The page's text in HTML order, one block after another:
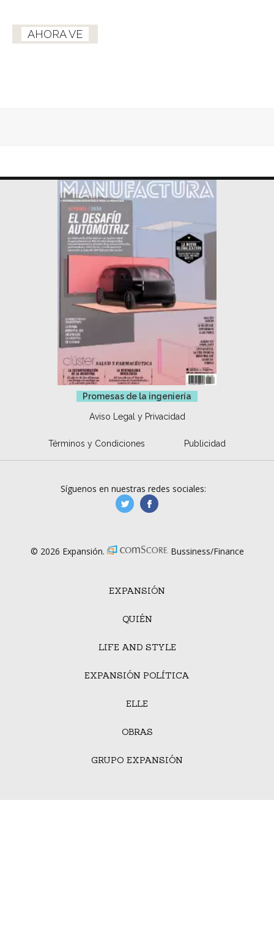
AHORA VE
Promesas de la ingeniería
Aviso Legal y Privacidad
Términos y Condiciones Publicidad
EXPANSIÓN
QUIÉN
LIFE AND STYLE
EXPANSIÓN POLÍTICA
ELLE
OBRAS
GRUPO EXPANSIÓN
Síguenos en nuestras redes sociales:
manufacturaGE
© 2026 Expansión. Bussiness/Finance